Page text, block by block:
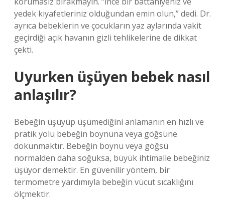
yedek kıyafetleriniz olduğundan emin olun,” dedi. Dr.
ayrıca bebeklerin ve çocukların yaz aylarında vakit
geçirdiği açık havanın gizli tehlikelerine de dikkat
çekti.
Uyurken üşüyen bebek nasıl
anlaşılır?
Bebeğin üşüyüp üşümediğini anlamanın en hızlı ve
pratik yolu bebeğin boynuna veya göğsüne
dokunmaktır. Bebeğin boynu veya göğsü
normalden daha soğuksa, büyük ihtimalle bebeğiniz
üşüyor demektir. En güvenilir yöntem, bir
termometre yardımıyla bebeğin vücut sıcaklığını
ölçmektir.